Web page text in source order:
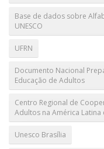
Base de dados sobre
UNESCO
UFRN
Documento Nacional
Educação de Adultos
Centro Regional de
Adultos na América Latina
Unesco Brasília